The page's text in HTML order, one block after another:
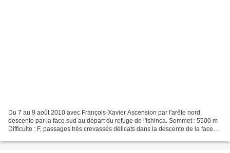
Du 7 au 9 août 2010 avec François-Xavier Ascension par l'arête nord,
descente par la face sud au départ du refuge de l'Ishinca. Sommet : 5500 m
Difficulte : F, passages très crevassés délicats dans la descente de la face